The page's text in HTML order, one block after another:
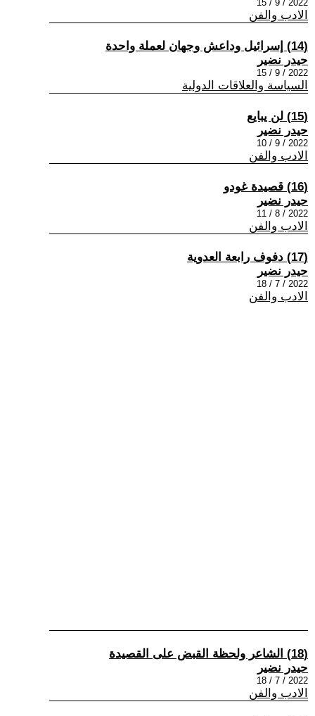
2022 / 9 / 15
الادب والفن
(14) إسرائيل وداعش وجهان لعملة واحدة
حيدر نضير
2022 / 9 / 15
السياسة والعلاقات الدولية
(15) لن يبايع
حيدر نضير
2022 / 9 / 10
الادب والفن
(16) قصيدة غودو
حيدر نضير
2022 / 8 / 11
الادب والفن
(17) دفوف رابعة العدوية
حيدر نضير
2022 / 7 / 18
الادب والفن
(18) الشاعر ولحظة القبض على القصيدة
حيدر نضير
2022 / 7 / 18
الادب والفن